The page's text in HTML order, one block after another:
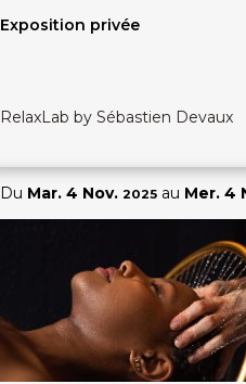
Exposition privée
RelaxLab by Sébastien Devaux
Du Mar. 4 Nov. 2025 au Mer. 4